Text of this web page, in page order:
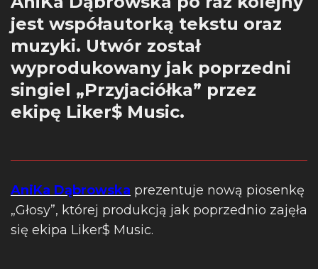
jest współautorką tekstu oraz
muzyki. Utwór został
wyprodukowany jak poprzedni
singiel „Przyjaciółka” przez
ekipę Liker$ Music.
AniKa Dąbrowska prezentuje nową piosenkę
„Głosy”, której produkcją jak poprzednio zajęła
się ekipa Liker$ Music.